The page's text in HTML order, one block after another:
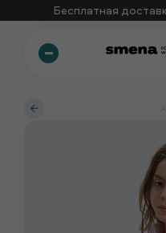
Бесплатная